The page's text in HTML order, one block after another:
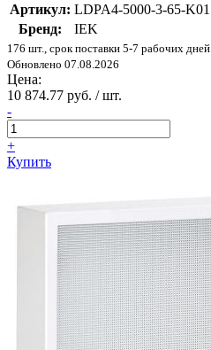
Артикул: LDPA4-5000-3-65-K01
Бренд:
IEK
176 шт., срок поставки 5-7 рабочих дней
Обновлено 07.08.2026
Цена:
10 874.77 руб. / шт.
-
+
Купить